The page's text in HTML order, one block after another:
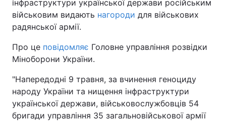
інфраструктури української держави російським
військовим видають нагороди для військових
радянської армії.
Про це повідомляє Головне управління розвідки
Міноборони України.
"Напередодні 9 травня, за вчинення геноциду
народу України та нищення інфраструктури
української держави, військовослужбовців 54
бригади управління 35 загальновійськової армії